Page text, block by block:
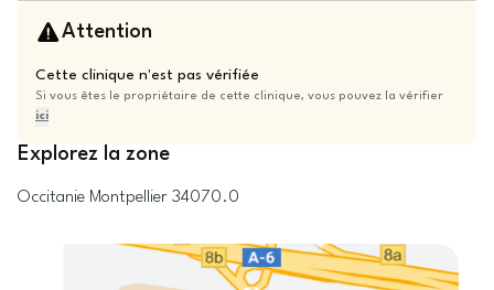
Attention
Cette clinique n'est pas vérifiée
Si vous êtes le propriétaire de cette clinique, vous pouvez la vérifier
ici
Explorez la zone
Occitanie Montpellier 34070.0